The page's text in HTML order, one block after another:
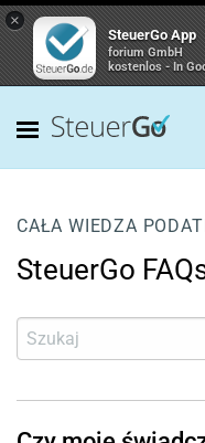
×
SteuerGo App
forium GmbH
kostenlos - In
CAŁA WIEDZA
SteuerGo